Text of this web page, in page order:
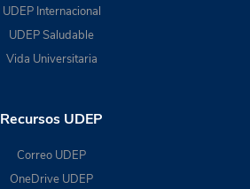
UDEP Internacional
UDEP Saludable
Vida Universitaria
Recursos UDEP
Correo UDEP
OneDrive UDEP